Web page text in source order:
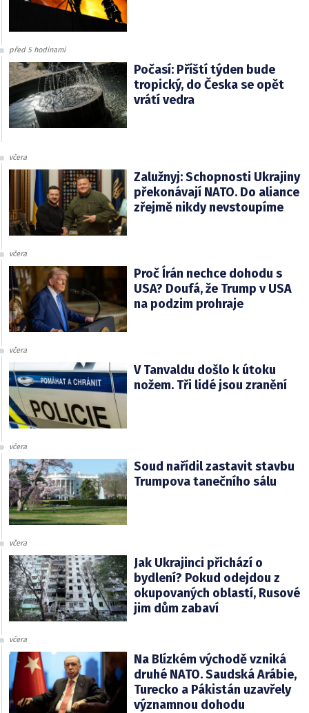
před 5 hodinami
Počasí: Příští týden bude
tropický, do Česka se opět
vrátí vedra
včera
Zalužnyj: Schopnosti Ukrajiny
překonávají NATO. Do aliance
zřejmě nikdy nevstoupíme
včera
Proč Írán nechce dohodu s
USA? Doufá, že Trump v USA
na podzim prohraje
včera
V Tanvaldu došlo k útoku
nožem. Tři lidé jsou zranění
včera
Soud nařídil zastavit stavbu
Trumpova tanečního sálu
včera
Jak Ukrajinci přichází o
bydlení? Pokud odejdou z
okupovaných oblastí, Rusové
jim dům zabaví
včera
Na Blízkém východě vzniká
druhé NATO. Saudská Arábie,
Turecko a Pákistán uzavřely
významnou dohodu